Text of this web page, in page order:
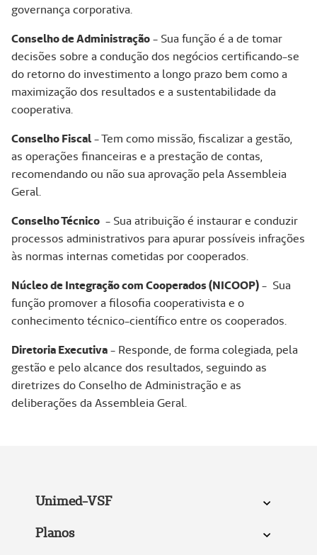
governança corporativa.
Conselho de Administração- Sua função é a de tomar
decisões sobre a condução dos negócios certificando-se
do retorno do investimento a longo prazo bem como a
maximização dos resultados e a sustentabilidade da
cooperativa.
Conselho Fiscal- Tem como missão, fiscalizar a gestão,
as operações financeiras e a prestação de contas,
recomendando ou não sua aprovação pela Assembleia
Geral.
Conselho Técnico - Sua atribuição é instaurar e conduzir
processos administrativos para apurar possíveis infrações
às normas internas cometidas por cooperados.
Núcleo de Integração com Cooperados (NICOOP)- Sua
função promover a filosofia cooperativista e o
conhecimento técnico-científico entre os cooperados.
Diretoria Executiva- Responde, de forma colegiada, pela
gestão e pelo alcance dos resultados, seguindo as
diretrizes do Conselho de Administração e as
deliberações da Assembleia Geral.
Unimed-VSF
Planos